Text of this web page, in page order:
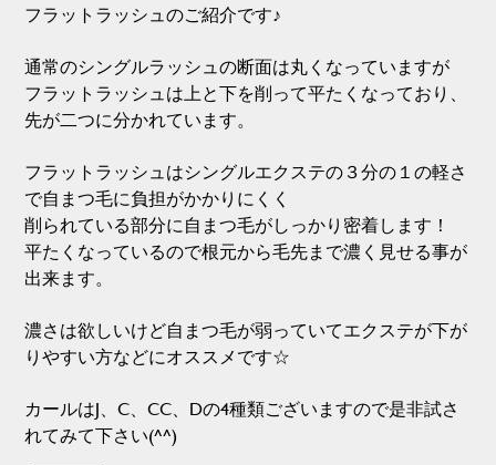
フラットラッシュのご紹介です♪
通常のシングルラッシュの断面は丸くなっていますが
フラットラッシュは上と下を削って平たくなっており、
先が二つに分かれています。
フラットラッシュはシングルエクステの３分の１の軽さ
で自まつ毛に負担がかかりにくく
削られている部分に自まつ毛がしっかり密着します！
平たくなっているので根元から毛先まで濃く見せる事が
出来ます。
濃さは欲しいけど自まつ毛が弱っていてエクステが下が
りやすい方などにオススメです☆
カールはJ、C、CC、Dの4種類ございますので是非試さ
れてみて下さい(^^)